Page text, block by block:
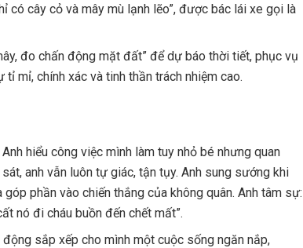
có cây cỏ và mây mù lạnh lẽo”, được bác lái xe gọi là
đo chấn động mặt đất” để dự báo thời tiết, phục vụ
mỉ, chính xác và tinh thần trách nhiệm cao.
Anh hiểu công việc mình làm tuy nhỏ bé nhưng quan
anh vẫn luôn tự giác, tận tụy. Anh sung sướng khi
phần vào chiến thắng của không quân. Anh tâm sự:
nó đi cháu buồn đến chết mất”.
động sắp xếp cho mình một cuộc sống ngăn nắp,